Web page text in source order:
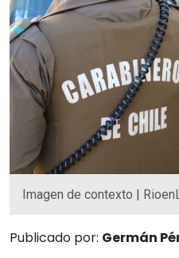
Imagen de contexto |
Publicado por: Germán